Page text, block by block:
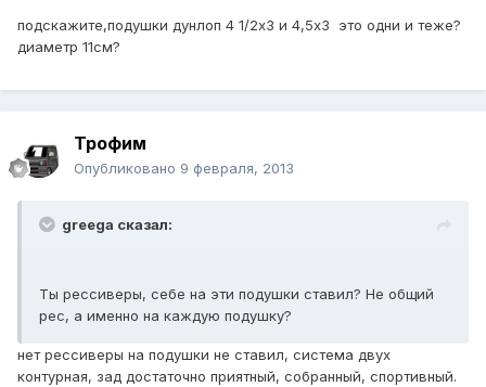
подскажите,подушки дунлоп 4 1/2x3 и 4,5x3 это одни и теже?
диаметр 11см?
Трофим
Опубликовано 9 февраля, 2013
greega сказал:
Ты рессиверы, себе на эти подушки ставил? Не общий
рес, а именно на каждую подушку?
нет рессиверы на подушки не ставил, система двух
контурная, зад достаточно приятный, собранный, спортивный.